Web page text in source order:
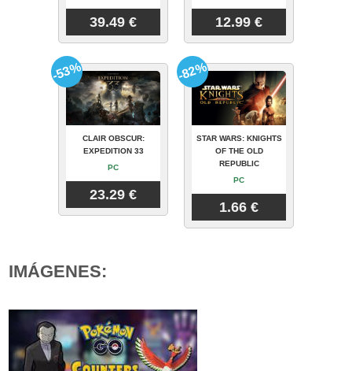
39.49 € 12.99 €
CLAIR OBSCUR:
EXPEDITION 33
PC
23.29 €
-53%
STAR WARS: KNIGHTS
OF THE OLD
REPUBLIC
PC
1.66 €
-82%
IMÁGENES: